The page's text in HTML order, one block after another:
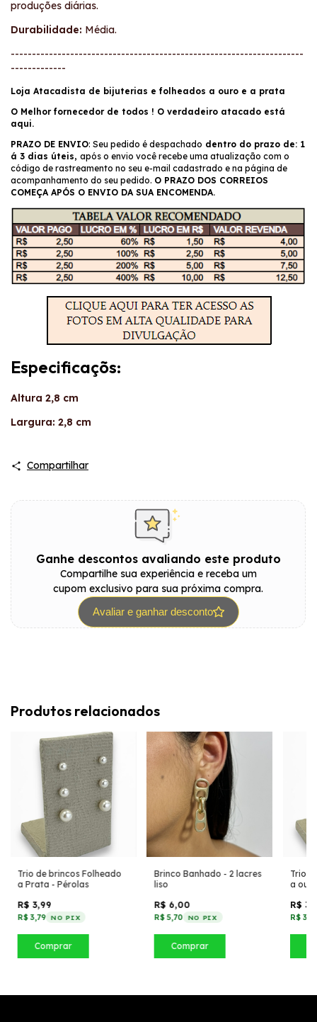
produções diárias.
Durabilidade: Média.
---------------------------------------------------------------------
-------------
Loja Atacadista de bijuterias e folheados a ouro e a prata
O Melhor fornecedor de todos ! O verdadeiro atacado está
aqui.
PRAZO DE ENVIO: Seu pedido é despachado dentro do prazo de: 1
á 3 dias úteis, após o envio você recebe uma atualização com o
código de rastreamento no seu e-mail cadastrado e na página de
acompanhamento do seu pedido. O PRAZO DOS CORREIOS
COMEÇA APÓS O ENVIO DA SUA ENCOMENDA.
Especificaçõs:
Altura 2,8 cm
Largura: 2,8 cm
Compartilhar
Ganhe descontos avaliando este produto
Compartilhe sua experiência e receba um
cupom exclusivo para sua próxima compra.
Avaliar e ganhar desconto
Produtos relacionados
Trio de brincos Folheado
a Prata - Pérolas
R$ 3,99
R$ 3,79 NO PIX
Comprar
Brinco Banhado - 2 lacres
liso
R$ 6,00
R$ 5,70 NO PIX
Comprar
Trio
a
R$
R$